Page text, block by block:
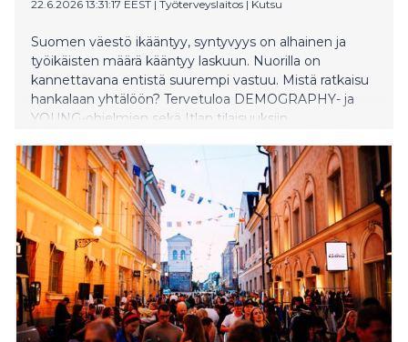
22.6.2026 13:31:17 EEST | Työterveyslaitos | Kutsu
Suomen väestö ikääntyy, syntyvyys on alhainen ja
työikäisten määrä kääntyy laskuun. Nuorilla on
kannettavana entistä suurempi vastuu. Mistä ratkaisu
hankalaan yhtälöön? Tervetuloa DEMOGRAPHY- ja
YOUNG-ohjelmien sekä Itlan tilaisuuksiin